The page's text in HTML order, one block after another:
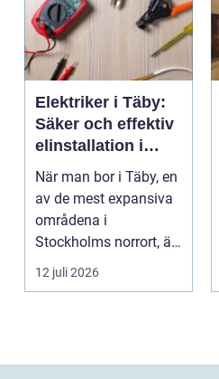
Elektriker i Täby:
Säker och effektiv
elinstallation i
norrort
När man bor i Täby, en
av de mest expansiva
områdena i
Stockholms norrort, är
b...
12 juli 2026